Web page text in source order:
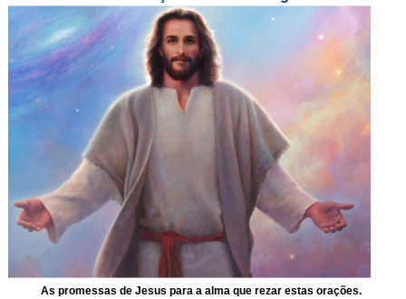
As promessas de Jesus para a alma que rezar estas orações.